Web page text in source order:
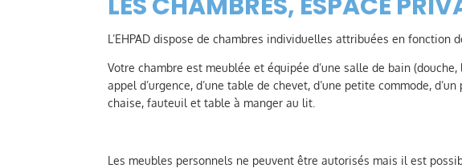
L’EHPAD dispose de chambres individuelles attribuées en
Votre chambre est meublée et équipée d’une salle de bain (douche,
appel d’urgence, d’une table de chevet, d’une petite commode,
chaise, fauteuil et table à manger au lit.
Les meubles personnels ne peuvent être autorisés mais il est